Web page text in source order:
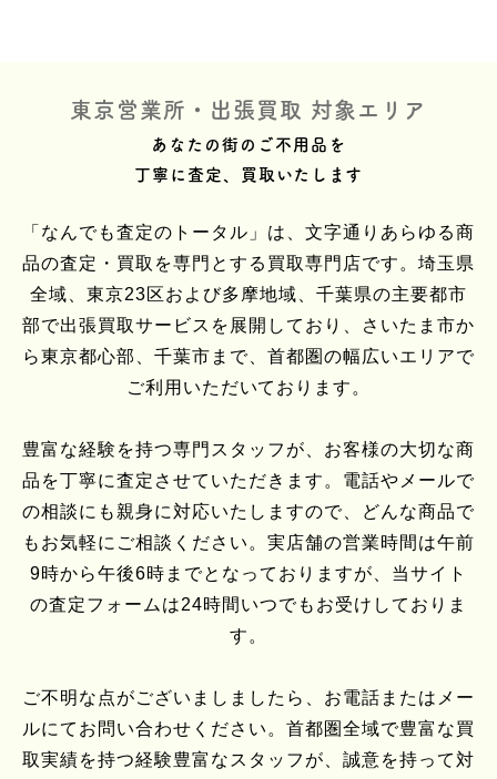
東京営業所・出張買取 対象エリア
あなたの街のご不用品を
丁寧に査定、買取いたします
「なんでも査定のトータル」は、文字通りあらゆる商
品の査定・買取を専門とする買取専門店です。埼玉県
全域、東京23区および多摩地域、千葉県の主要都市
部で出張買取サービスを展開しており、さいたま市か
ら東京都心部、千葉市まで、首都圏の幅広いエリアで
ご利用いただいております。
豊富な経験を持つ専門スタッフが、お客様の大切な商
品を丁寧に査定させていただきます。電話やメールで
の相談にも親身に対応いたしますので、どんな商品で
もお気軽にご相談ください。実店舗の営業時間は午前
9時から午後6時までとなっておりますが、当サイト
の査定フォームは24時間いつでもお受けしておりま
す。
ご不明な点がございましましたら、お電話またはメー
ルにてお問い合わせください。首都圏全域で豊富な買
取実績を持つ経験豊富なスタッフが、誠意を持って対